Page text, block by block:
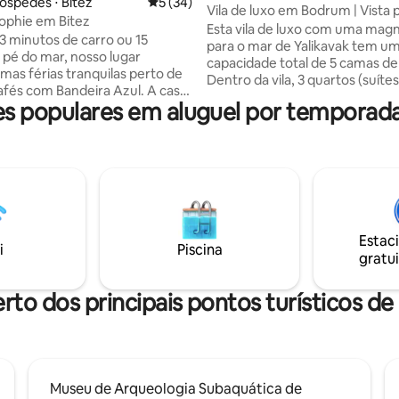
em Bitez
minutos de carro ou 15
do mar, nosso lugar
férias tranquilas perto de
com Bandeira Azul. A casa
complexo tranquilo e
um jardim que se abre para
você esperaria na casa da
hóspedes ficam em sua
particular, separada da
privacidade e conforto. Café
Não vejo a hora de receber
Vila de luxo em Bodrum | Vista
| Piscina privativa
Esta vila de luxo com uma
para o mar de Yalikavak tem
capacidade total de 5 camas de
Dentro da vila, 3 quartos
vila, a casa de hóspedes
lugar com uma piscina privativa
infinita, onde você pode
e do terraço. A 8 minutos da
Yalikavak e de restaurantes.
tranquila com conforto e
populares em aluguel por
Piscina
dos principais pontos turísticos
Museu de Arqueologia Subaquática de